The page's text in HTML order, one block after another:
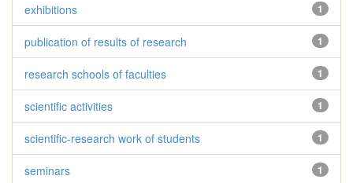
1
exhibitions
1
publication of results of research
1
research schools of faculties
1
scientific activities
1
scientific-research work of students
1
seminars